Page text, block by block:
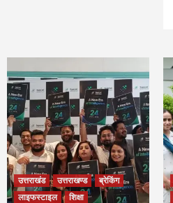
उत्तराखंड उत्तराखण्ड
ब्रेकिंग
लाइफस्टाइल
शिक्षा